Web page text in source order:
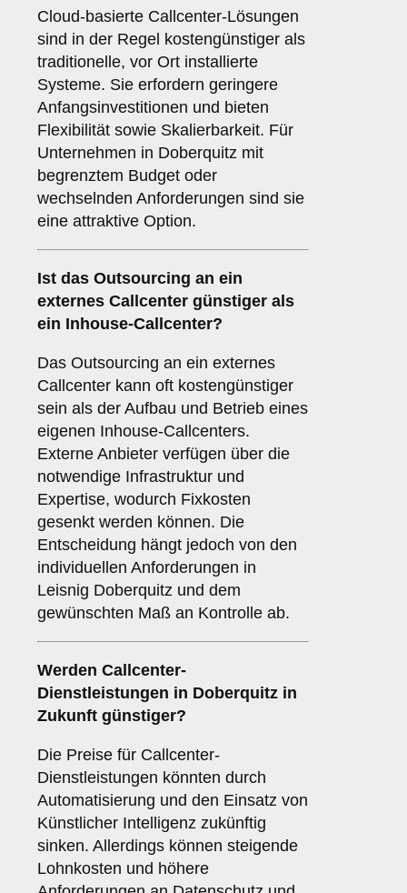
Cloud-basierte Callcenter-Lösungen
sind in der Regel kostengünstiger als
traditionelle, vor Ort installierte
Systeme. Sie erfordern geringere
Anfangsinvestitionen und bieten
Flexibilität sowie Skalierbarkeit. Für
Unternehmen in Doberquitz mit
begrenztem Budget oder
wechselnden Anforderungen sind sie
eine attraktive Option.
Ist das Outsourcing an ein
externes Callcenter günstiger als
ein Inhouse-Callcenter?
Das Outsourcing an ein externes
Callcenter kann oft kostengünstiger
sein als der Aufbau und Betrieb eines
eigenen Inhouse-Callcenters.
Externe Anbieter verfügen über die
notwendige Infrastruktur und
Expertise, wodurch Fixkosten
gesenkt werden können. Die
Entscheidung hängt jedoch von den
individuellen Anforderungen in
Leisnig Doberquitz und dem
gewünschten Maß an Kontrolle ab.
Werden Callcenter-
Dienstleistungen in Doberquitz in
Zukunft günstiger?
Die Preise für Callcenter-
Dienstleistungen könnten durch
Automatisierung und den Einsatz von
Künstlicher Intelligenz zukünftig
sinken. Allerdings können steigende
Lohnkosten und höhere